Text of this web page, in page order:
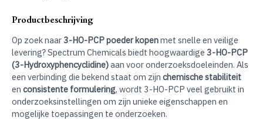
Productbeschrijving
Op zoek naar 3-HO-PCP poeder kopenmet snelle en veilige
levering? Spectrum Chemicals biedt hoogwaardige 3-HO-PCP
(3-Hydroxyphencyclidine)aan voor onderzoeksdoeleinden. Als
een verbinding die bekend staat om zijn chemische stabiliteit
en consistente formulering, wordt 3-HO-PCP veel gebruikt in
onderzoeksinstellingen om zijn unieke eigenschappen en
mogelijke toepassingen te onderzoeken.